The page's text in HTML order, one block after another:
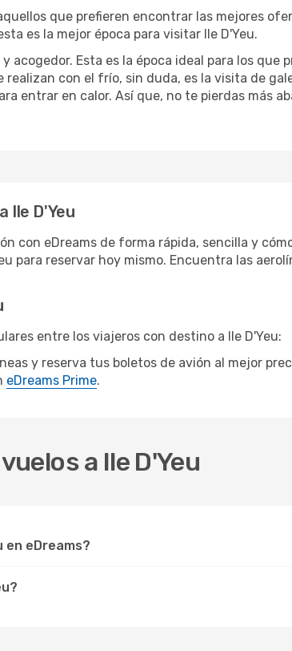
que prefieren encontrar las mejores
es la mejor época para visitar Ile D'Yeu.
acogedor. Esta es la época ideal para los
realizan con el frío, sin duda, es la visita de
entrar en calor. Así que, no te pierdas más
Ile D'Yeu
con eDreams de forma rápida, sencilla y
para reservar hoy mismo. Encuentra las
entre los viajeros con destino a Ile D'Yeu:
y reserva tus boletos de avión al mejor
eDreams Prime.
a Ile D'Yeu
en eDreams?